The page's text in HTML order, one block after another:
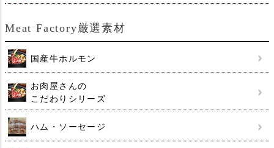
Meat Factory厳選素材
国産牛ホルモン
お肉屋さんの
こだわりシリーズ
ハム・ソーセージ